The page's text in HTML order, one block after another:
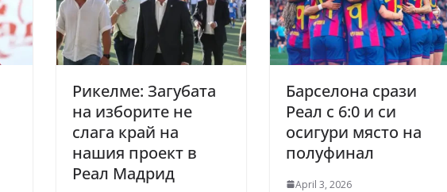
Рикелме: Загубата
на изборите не
слага край на
нашия проект в
Реал Мадрид
Барселона срази
Реал с 6:0 и си
осигури място на
полуфинал
April 3, 2026